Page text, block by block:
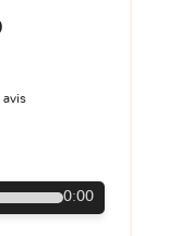
avis
0:00